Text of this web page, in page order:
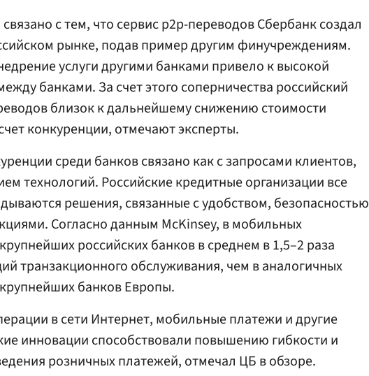
с тем, что сервис p2p-переводов Сбербанк создал
рынке, подав пример другим финучреждениям.
услуги другими банками привело к высокой
банками. За счет этого соперничества российский
близок к дальнейшему снижению стоимости
конкуренции, отмечают эксперты.
среди банков связано как с запросами клиентов,
технологий. Российские кредитные организации все
решения, связанные с удобством, безопасностью
Согласно данным McKinsey, в мобильных
российских банков в среднем в 1,5–2 раза
транзакционного обслуживания, чем в аналогичных
банков Европы.
в сети Интернет, мобильные платежи и другие
инновации способствовали повышению гибкости и
розничных платежей, отмечал ЦБ в обзоре.